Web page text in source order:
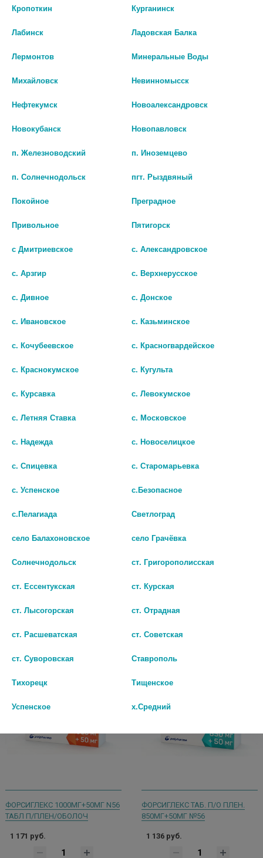
50МГ №30 ТАБ.
В КОРЗИНУ
№56 ТАБ. П/П/О 9237
В КОРЗИНУ
ТАБЛ П/П/О
1 250 руб.
ДИАГЛИНИД 1МГ. №30 ТАБ. /
ДИАГЛИНИД 2МГ. №30 ТАБ. /
ФОРСИГЛЕКС 1000МГ+50МГ N56
ТАБЛ П/ПЛЕН/ОБОЛОЧ
1 171 руб.
ФОРСИГЛЕКС ТАБ. П/О ПЛЕН.
850МГ+50МГ №56
1 136 руб.
Кропоткин Курганинск
Лабинск Ладовская Балка
Лермонтов Минеральные Воды
Михайловск Невинномысск
Нефтекумск Новоалександровск
Новокубанск Новопавловск
п. Железноводский п. Иноземцево
п. Солнечнодольск пгт. Рыздвяный
Покойное Преградное
Привольное Пятигорск
с Дмитриевское с. Александровское
с. Арзгир с. Верхнерусское
с. Дивное с. Донское
с. Ивановское с. Казьминское
с. Кочубеевское с. Красногвардейское
с. Краснокумское с. Кугульта
с. Курсавка с. Левокумское
с. Летняя Ставка с. Московское
с. Надежда с. Новоселицкое
с. Спицевка с. Старомарьевка
с. Успенское с.Безопасное
с.Пелагиада Светлоград
село Балахоновское село Грачёвка
Солнечнодольск ст. Григорополисская
ст. Ессентукская ст. Курская
ст. Лысогорская ст. Отрадная
ст. Расшеватская ст. Советская
ст. Суворовская Ставрополь
Тихорецк Тищенское
Успенское х.Средний